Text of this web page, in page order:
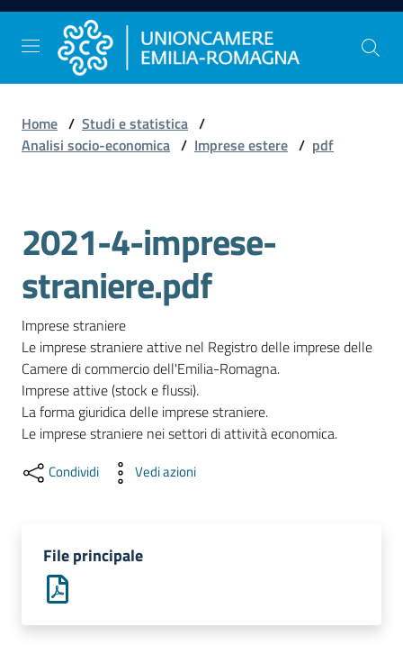
Vai al contenuto
Vai alla navigazione
Vai al footer
Comunicazione
Studi
e
Statistica
Orientamento
al
lavoro
Promozione
Internazionalizzazione
delle
Home / Studi e statistica /
Analisi socio-economica / Imprese estere / pdf
2021-4-imprese-
straniere.pdf
Imprese straniere
Le imprese straniere attive nel Registro delle imprese delle
Camere di commercio dell'Emilia-Romagna.
Imprese attive (stock e flussi).
La forma giuridica delle imprese straniere.
Condividi Vedi azioni
File principale